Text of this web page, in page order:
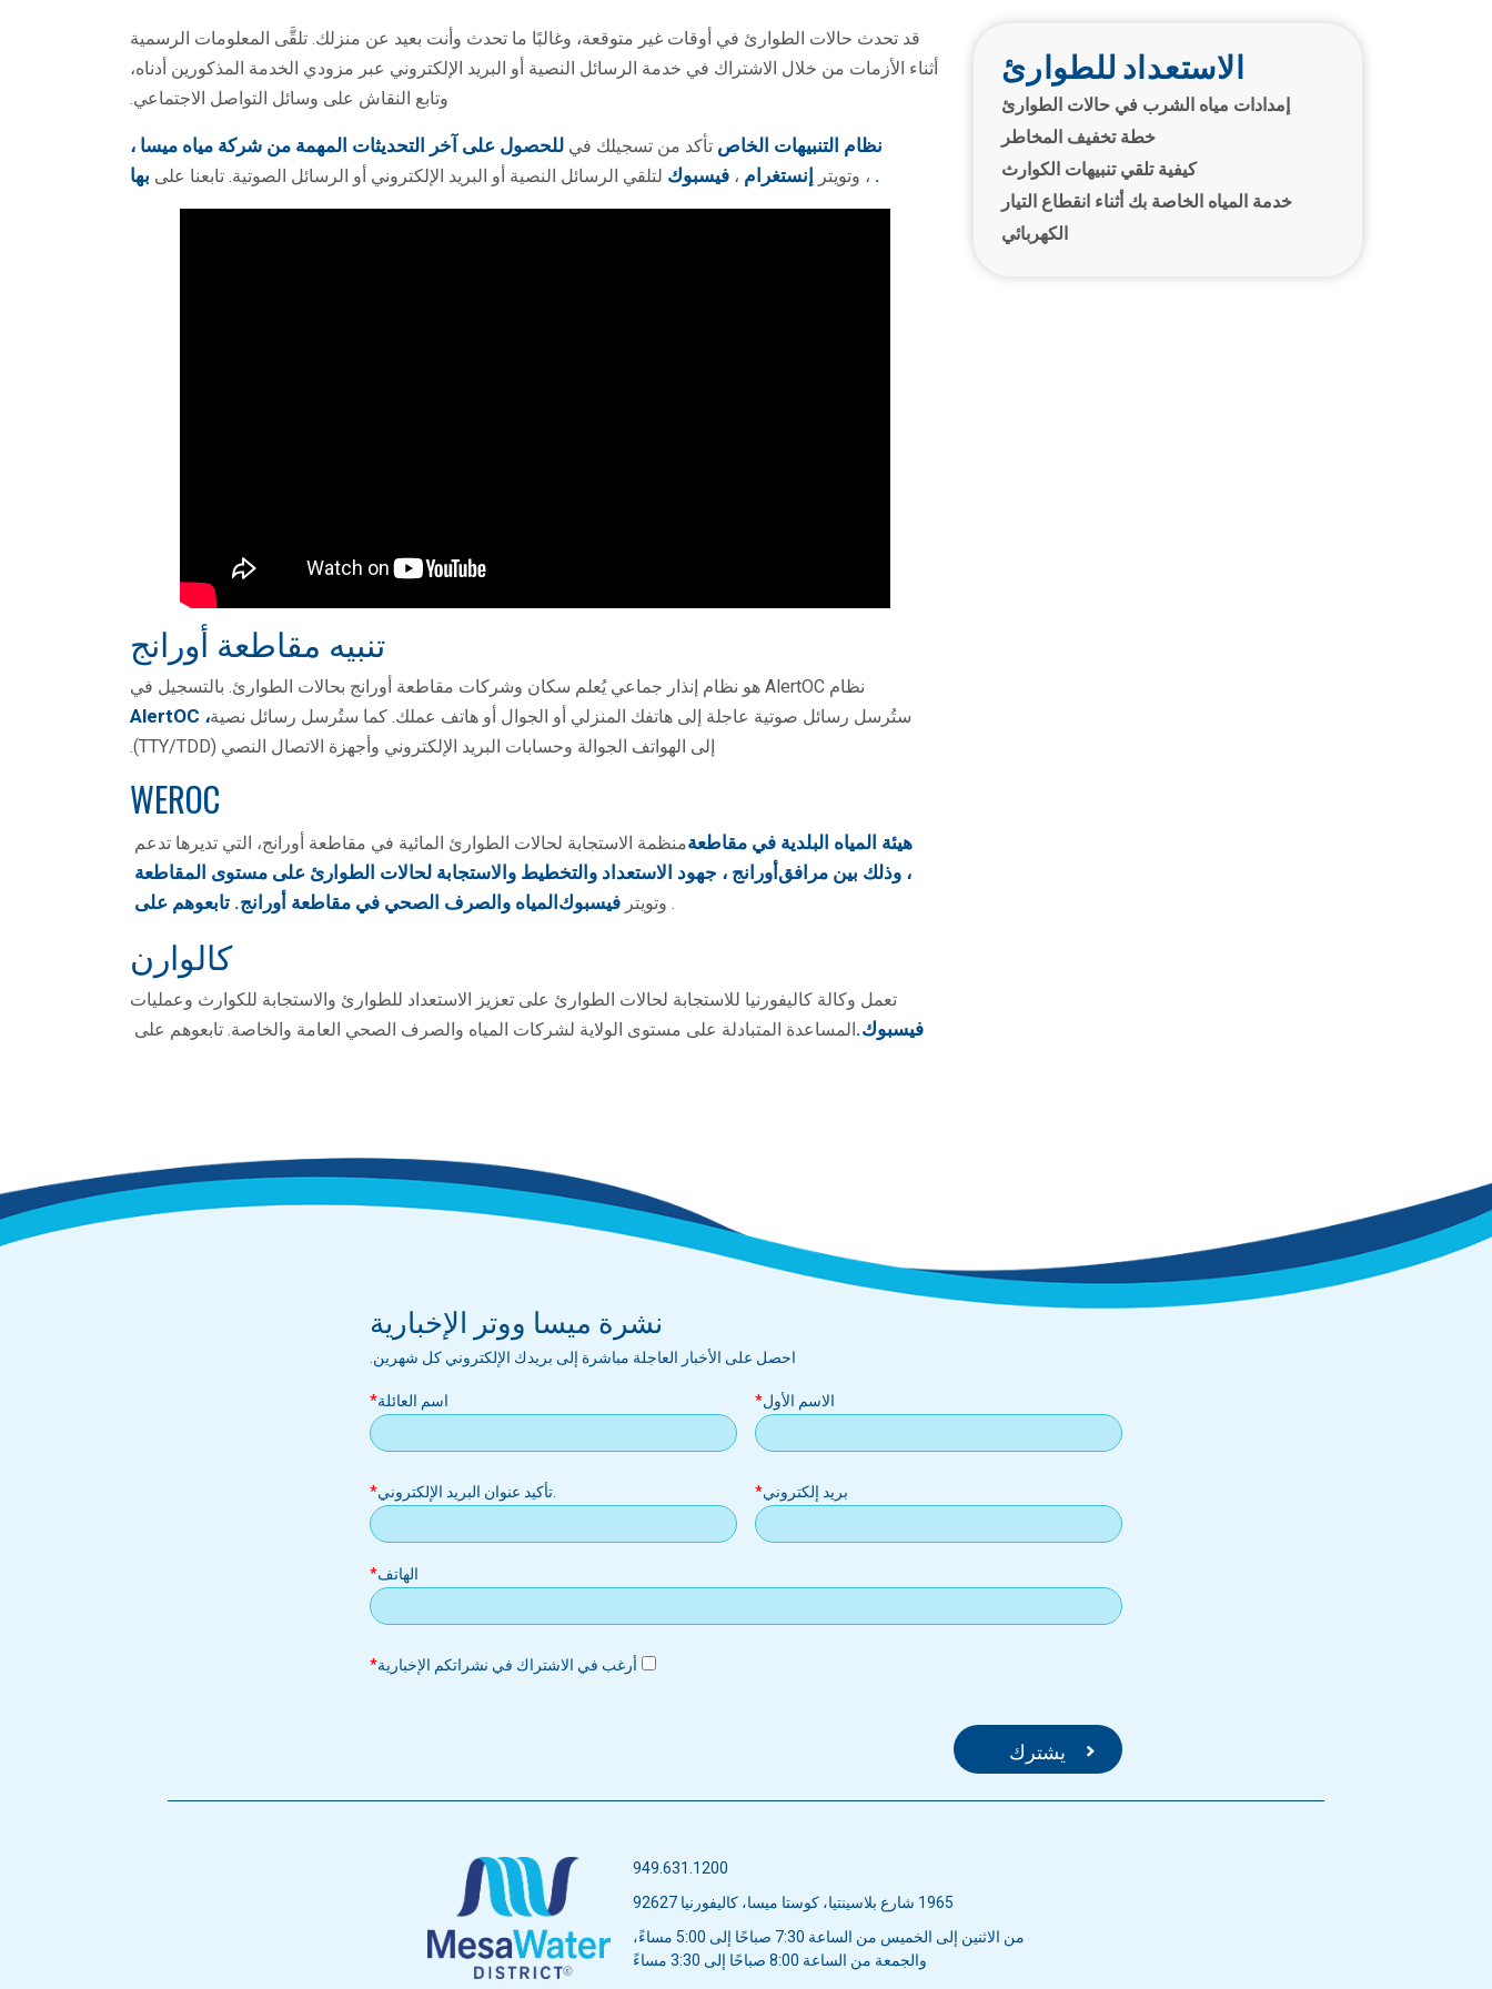
قد تحدث حالات الطوارئ في أوقات غير متوقعة، وغالبًا ما تحدث وأنت بعيد عن منزلك. تلقَّى المعلومات الرسمية
أثناء الأزمات من خلال الاشتراك في خدمة الرسائل النصية أو البريد الإلكتروني عبر مزودي الخدمة المذكورين أدناه،
وتابع النقاش على وسائل التواصل الاجتماعي.
للحصول على آخر التحديثات المهمة من شركة مياه ميسا ، تأكد من تسجيلك في نظام التنبيهات الخاص
بها لتلقي الرسائل النصية أو البريد الإلكتروني أو الرسائل الصوتية. تابعنا على فيسبوك ، إنستغرام ، وتويتر .
تنبيه مقاطعة أورانج
نظام AlertOC هو نظام إنذار جماعي يُعلم سكان وشركات مقاطعة أورانج بحالات الطوارئ. بالتسجيل في
AlertOC ،ستُرسل رسائل صوتية عاجلة إلى هاتفك المنزلي أو الجوال أو هاتف عملك. كما ستُرسل رسائل نصية
إلى الهواتف الجوالة وحسابات البريد الإلكتروني وأجهزة الاتصال النصي (TTY/TDD).
WEROC
تدعم منظمة الاستجابة لحالات الطوارئ المائية في مقاطعة أورانج، التي تديرهاهيئة المياه البلدية في مقاطعة
أورانج ، جهود الاستعداد والتخطيط والاستجابة لحالات الطوارئ على مستوى المقاطعة ، وذلك بين مرافق
المياه والصرف الصحي في مقاطعة أورانج. تابعوهم على فيسبوك وتويتر .
كالوارن
تعمل وكالة كاليفورنيا للاستجابة لحالات الطوارئ على تعزيز الاستعداد للطوارئ والاستجابة للكوارث وعمليات
المساعدة المتبادلة على مستوى الولاية لشركات المياه والصرف الصحي العامة والخاصة. تابعوهم علىفيسبوك.
الاستعداد للطوارئ
إمدادات مياه الشرب في حالات الطوارئ
خطة تخفيف المخاطر
كيفية تلقي تنبيهات الكوارث
خدمة المياه الخاصة بك أثناء انقطاع التيار
الكهربائي
نشرة ميسا ووتر الإخبارية
احصل على الأخبار العاجلة مباشرة إلى بريدك الإلكتروني كل شهرين.
الاسم الأول اسم العائلة
بريد
إلكتروني
بريد إلكتروني .تأكيد عنوان البريد الإلكتروني
الهاتف
أرغب في الاشتراك في نشراتكم الإخبارية
949.631.1200
1965 شارع بلاسينتيا، كوستا ميسا، كاليفورنيا 92627
من الاثنين إلى الخميس من الساعة 7:30 صباحًا إلى 5:00 مساءً،
والجمعة من الساعة 8:00 صباحًا إلى 3:30 مساءً